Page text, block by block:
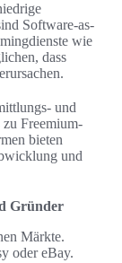
Software-as-
wie
dass
und
zu Freemium-
bieten
und
Gründer
Märkte.
oder eBay.